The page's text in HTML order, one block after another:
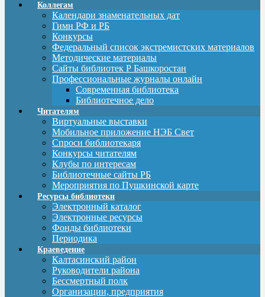
Коллегам
Календари знаменательных дат
Гимн РФ и РБ
Конкурсы
Федеральный список экстремистских материалов
Методические материалы
Сайты библиотек Р Башкоростан
Профессиональные журналы онлайн
Современная библиотека
Библиотечное дело
Читателям
Виртуальные выставки
Мобильное приложение НЭБ Свет
Спроси библиотекаря
Конкурсы читателям
Клубы по интересам
Библиотечные сайты РБ
Мероприятия по Пушкинской карте
Ресурсы библиотеки
Электронный каталог
Электронные ресурсы
Фонды библиотеки
Периодика
Краеведение
Калтасинский район
Руководители района
Бессмертный полк
Организации, предприятия